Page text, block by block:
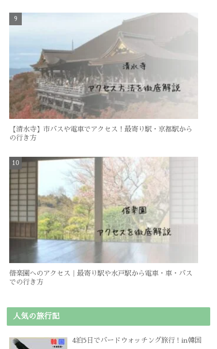
【清水寺】市バスや電車でアクセス！最寄り駅・京都駅から
の行き方
偕楽園へのアクセス｜最寄り駅や水戸駅から電車・車・バス
での行き方
人気の旅行記
4泊5日でバードウォッチング旅行 ! in韓国